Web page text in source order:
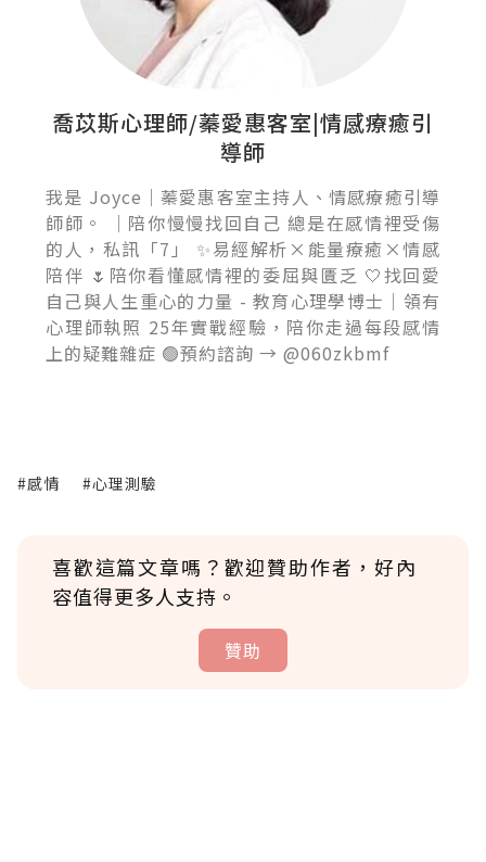
喬苡斯心理師/蓁愛惠客室|情感療癒引
導師
我是 Joyce｜蓁愛惠客室主持人、情感療癒引導
師師。 ｜陪你慢慢找回自己 總是在感情裡受傷
的人，私訊「7」 ✨易經解析×能量療癒×情感
陪伴 🌷陪你看懂感情裡的委屈與匱乏 🤍找回愛
自己與人生重心的力量 - 教育心理學博士｜領有
心理師執照 25年實戰經驗，陪你走過每段感情
上的疑難雜症 🟢預約諮詢 → @060zkbmf
#感情 #心理測驗
喜歡這篇文章嗎？歡迎贊助作者，好內
容值得更多人支持。
贊助